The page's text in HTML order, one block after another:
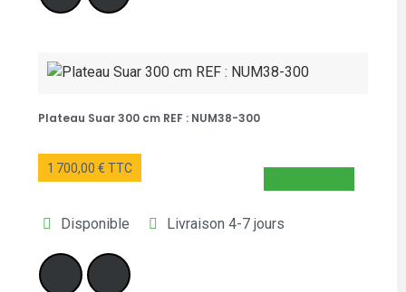
Plateau Suar 300 cm REF : NUM38-300
1 700,00 € TTC
Disponible Livraison 4-7 jours